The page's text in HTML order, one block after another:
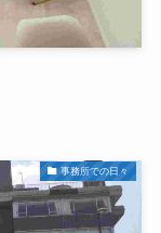
事務所での日々